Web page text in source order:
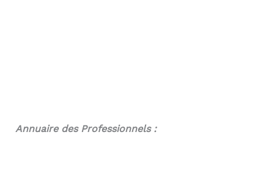
Annuaire des Professionnels :